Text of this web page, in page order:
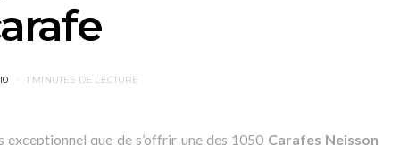
1 MINUTES DE LECTURE
que de s’offrir une des 1050 Carafes Neisson